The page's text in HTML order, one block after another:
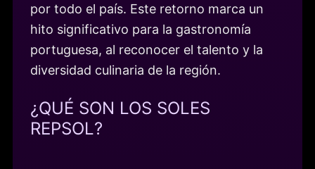
por todo el país. Este retorno marca un
hito significativo para la gastronomía
portuguesa, al reconocer el talento y la
diversidad culinaria de la región.
¿QUÉ SON LOS SOLES
REPSOL?